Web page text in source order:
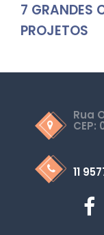
7 GRANDES
PROJETOS
Rua
CEP:
11